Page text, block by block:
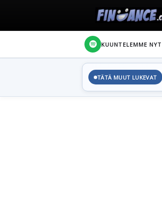
KUUNTELEMME NYT
TÄTÄ MUUT LUKEVAT